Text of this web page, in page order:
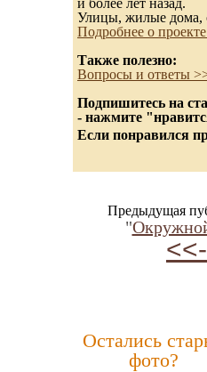
и более лет назад.
Улицы, жилые дома,
Подробнее о
Также полезно:
Вопросы и ответы
Подпишитесь на
- нажмите
Если понравился
Предыдущая
"
<<-
Остались
фото?